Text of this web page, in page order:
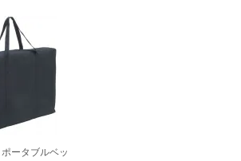
ータブルベッ